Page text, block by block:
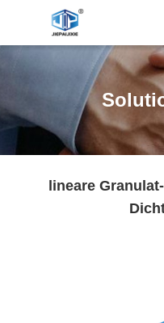
lineare